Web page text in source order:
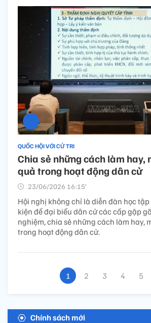
QUỐC HỘI VỚI CỬ TRI
Chia sẻ những cách làm hay,
quả trong hoạt động dân cử
23/06/2026 16:15’
Hội nghị không chỉ là diễn đàn học
kiện để đại biểu dân cử các cấp gặp
nghiệm, chia sẻ những cách làm hay,
trong hoạt động dân cử.
1 2 3 4 5
Chính sách mới